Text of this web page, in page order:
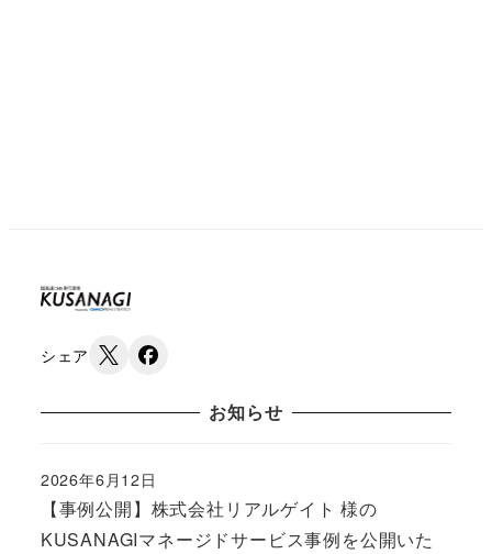
シェア
お知らせ
【事例公開】株式会社リアルゲイト 様の
KUSANAGIマネージドサービス事例を公開いた
Published
2026年6月12日